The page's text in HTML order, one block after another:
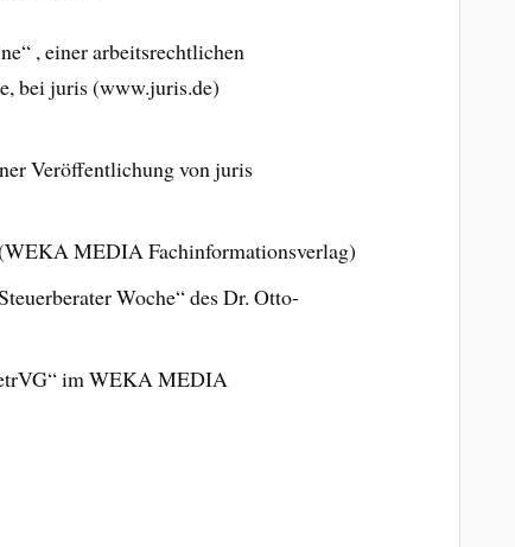
, einer arbeitsrechtlichen
bei juris (www.juris.de)
Veröffentlichung von juris
MEDIA Fachinformationsverlag)
Woche“ des Dr. Otto-
im WEKA MEDIA